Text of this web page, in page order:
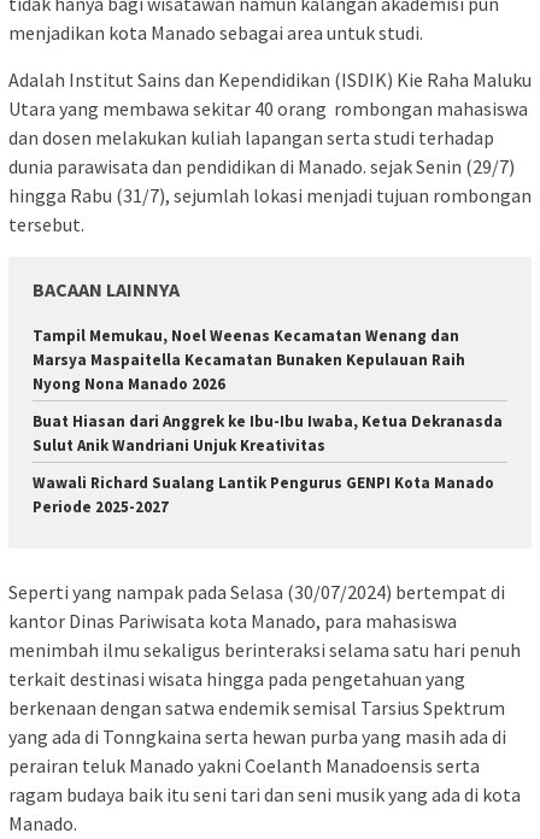
menjadikan kota Manado sebagai area untuk studi.
Adalah Institut Sains dan Kependidikan (ISDIK) Kie Raha Maluku
Utara yang membawa sekitar 40 orang rombongan mahasiswa
dan dosen melakukan kuliah lapangan serta studi terhadap
dunia parawisata dan pendidikan di Manado. sejak Senin (29/7)
hingga Rabu (31/7), sejumlah lokasi menjadi tujuan rombongan
tersebut.
BACAAN LAINNYA
Tampil Memukau, Noel Weenas Kecamatan Wenang dan
Marsya Maspaitella Kecamatan Bunaken Kepulauan Raih
Nyong Nona Manado 2026
Buat Hiasan dari Anggrek ke Ibu-Ibu Iwaba, Ketua Dekranasda
Sulut Anik Wandriani Unjuk Kreativitas
Wawali Richard Sualang Lantik Pengurus GENPI Kota Manado
Periode 2025-2027
Seperti yang nampak pada Selasa (30/07/2024) bertempat di
kantor Dinas Pariwisata kota Manado, para mahasiswa
menimbah ilmu sekaligus berinteraksi selama satu hari penuh
terkait destinasi wisata hingga pada pengetahuan yang
berkenaan dengan satwa endemik semisal Tarsius Spektrum
yang ada di Tonngkaina serta hewan purba yang masih ada di
perairan teluk Manado yakni Coelanth Manadoensis serta
ragam budaya baik itu seni tari dan seni musik yang ada di kota
Manado.